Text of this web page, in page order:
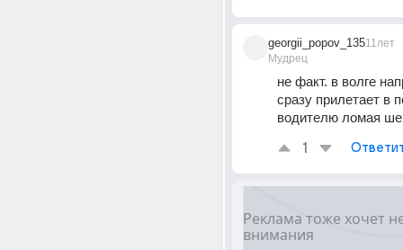
georgii_popov_135
Мудрец
11лет
не факт. в волге
сразу прилетает в
водителю ломая
1